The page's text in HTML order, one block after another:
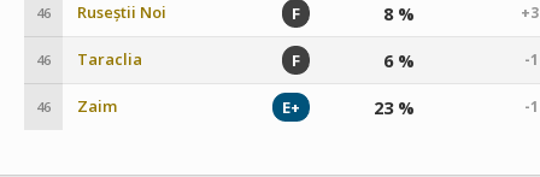
46 Ruseștii Noi F 8 %
46 Taraclia F 6 % -
46 Zaim E+ 23 % -